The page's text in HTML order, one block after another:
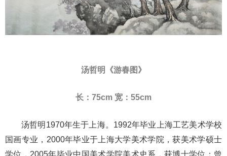
汤哲明《游春图》
长：75cm 宽：55cm
汤哲明1970年生于上海。1992年毕业上海工艺美术学校
国画专业，2000年毕业于上海大学美术学院，获美术学硕士
学位，2005年毕业中国美术学院美术史系，获博士学位；曾